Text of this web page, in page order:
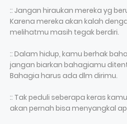
:: Jangan hiraukan mereka yg
Karena mereka akan kalah
melihatmu masih tegak berdiri.
:: Dalam hidup, kamu berhak
jangan biarkan bahagiamu
Bahagia harus ada dlm dirimu.
:: Tak peduli seberapa keras
akan pernah bisa menyangkal